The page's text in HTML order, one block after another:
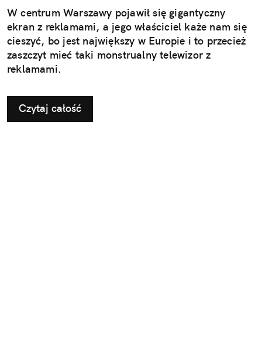
W centrum Warszawy pojawił się gigantyczny
ekran z reklamami, a jego właściciel każe nam się
cieszyć, bo jest największy w Europie i to przecież
zaszczyt mieć taki monstrualny telewizor z
reklamami.
Czytaj całość